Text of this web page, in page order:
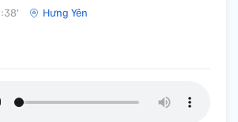
Hưng Yên